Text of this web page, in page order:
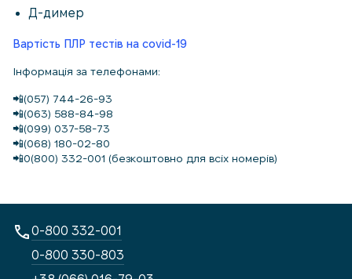
Д-димер
Вартість ПЛР тестів на covid-19
Інформація за телефонами:
📲(057) 744-26-93
📲(063) 588-84-98
📲(099) 037-58-73
📲(068) 180-02-80
📲0(800) 332-001 (безкоштовно для всіх номерів)
0-800 332-001
0-800 330-803